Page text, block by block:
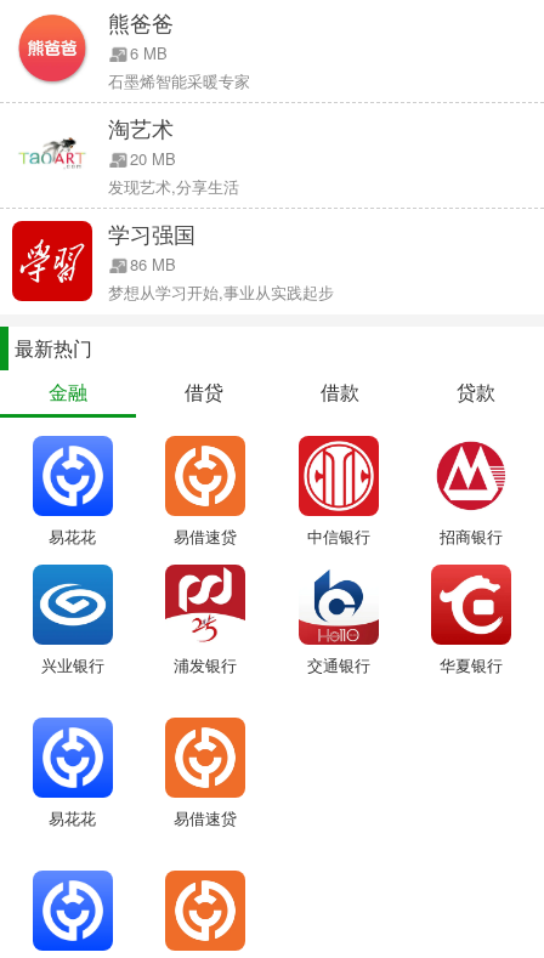
为了消除问题并且遏制某些隐藏的不正当订阅手段，苹果已经采取了
一些措施，包括要求开发者必须在 App 中明确醒目地显示订阅价格和
时需要双击侧边按键来进行确认，避免了面部识别认证带来的大部分
意外操作。
新的订阅确认步骤作为一项并不显眼的改变，并没有包含在 iOS 更新
说明中，尽管如此，我们认为这一微小变化对于用户体验的提升是非
常有意义的。
熊爸爸
6 MB
石墨烯智能采暖专家
淘艺术
20 MB
发现艺术,分享生活
学习强国
86 MB
梦想从学习开始,事业从实践起步
最新热门
金融
借贷 借款 贷款
易花花 易借速贷 中信银行 招商银行
兴业银行 浦发银行 交通银行 华夏银行
易花花 易借速贷